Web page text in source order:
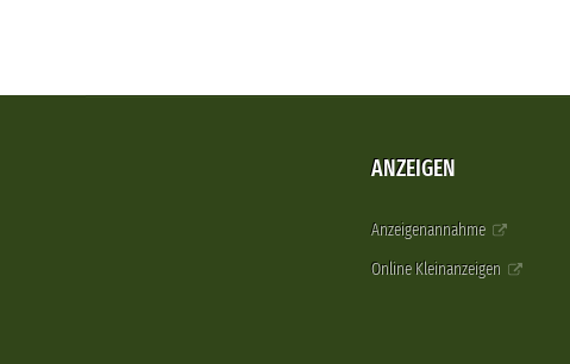
ANZEIGEN
Anzeigenannahme
Online Kleinanzeigen